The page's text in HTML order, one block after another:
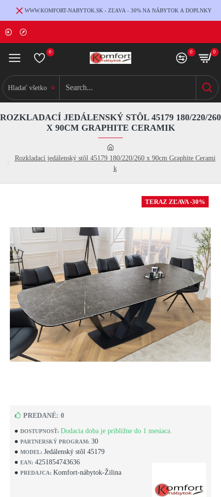
WWW.KOMFORT-NABYTOK.SK - ZĽAVA - 30% NA NÁBYTOK A DOPLNKY
0 0 0
Hladať všetko
Rozkladací jedálenský stôl 45179 180/220/260 x 90cm Graphite Cerami
k
ROZKLADACÍ JEDÁLENSKÝ STÔL 45179 180/220/260
X 90CM GRAPHITE CERAMIK
TERAZ ZĽAVA -30%
DOSTUPNOSŤ: Dodacia doba je približne do 1 mesiaca.
PARTNERSKÝ PROGRAM: 30
MODEL: Jedálenský stôl 45179
EAN: 4251854743636
PREDAJCA: Komfort-nábytok-Žilina
PREDANÉ: 0